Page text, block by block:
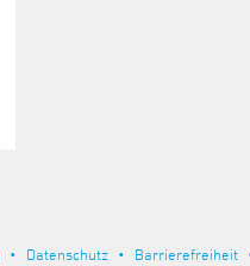
Datenschutz Barrierefreiheit